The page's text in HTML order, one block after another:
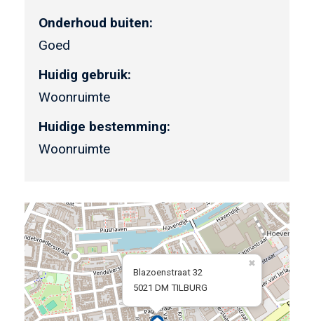
Onderhoud buiten:
Goed
Huidig gebruik:
Woonruimte
Huidige bestemming:
Woonruimte
Blazoenstraat 32
5021 DM TILBURG